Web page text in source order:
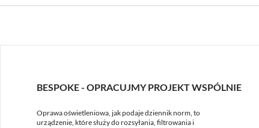
BESPOKE - OPRACUJMY PROJEKT WSPÓLNIE
Oprawa oświetleniowa, jak podaje dziennik norm, to
urządzenie, które służy do rozsyłania, filtrowania i